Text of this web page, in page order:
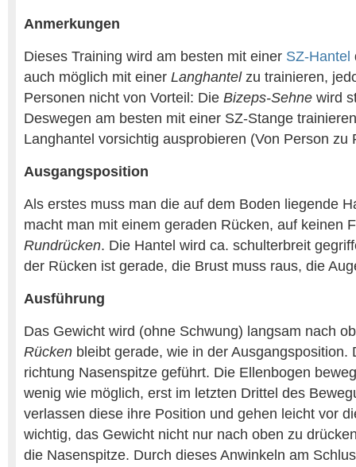
Anmerkungen
Dieses Training wird am besten mit einer SZ-Hantel
auch möglich mit einer Langhantelzu trainieren,
Personen nicht von Vorteil: Die Bizeps-Sehne wird
Deswegen am besten mit einer SZ-Stange
Langhantel vorsichtig ausprobieren (Von Person zu
Ausgangsposition
Als erstes muss man die auf dem Boden liegende
macht man mit einem geraden Rücken, auf keinen
Rundrücken. Die Hantel wird ca. schulterbreit
der Rücken ist gerade, die Brust muss raus, die
Ausführung
Das Gewicht wird (ohne Schwung) langsam nach
Rücken bleibt gerade, wie in der Ausgangsposition.
richtung Nasenspitze geführt. Die Ellenbogen
wenig wie möglich, erst im letzten Drittel des
verlassen diese ihre Position und gehen leicht vor
wichtig, das Gewicht nicht nur nach oben zu
die Nasenspitze. Durch dieses Anwinkeln am